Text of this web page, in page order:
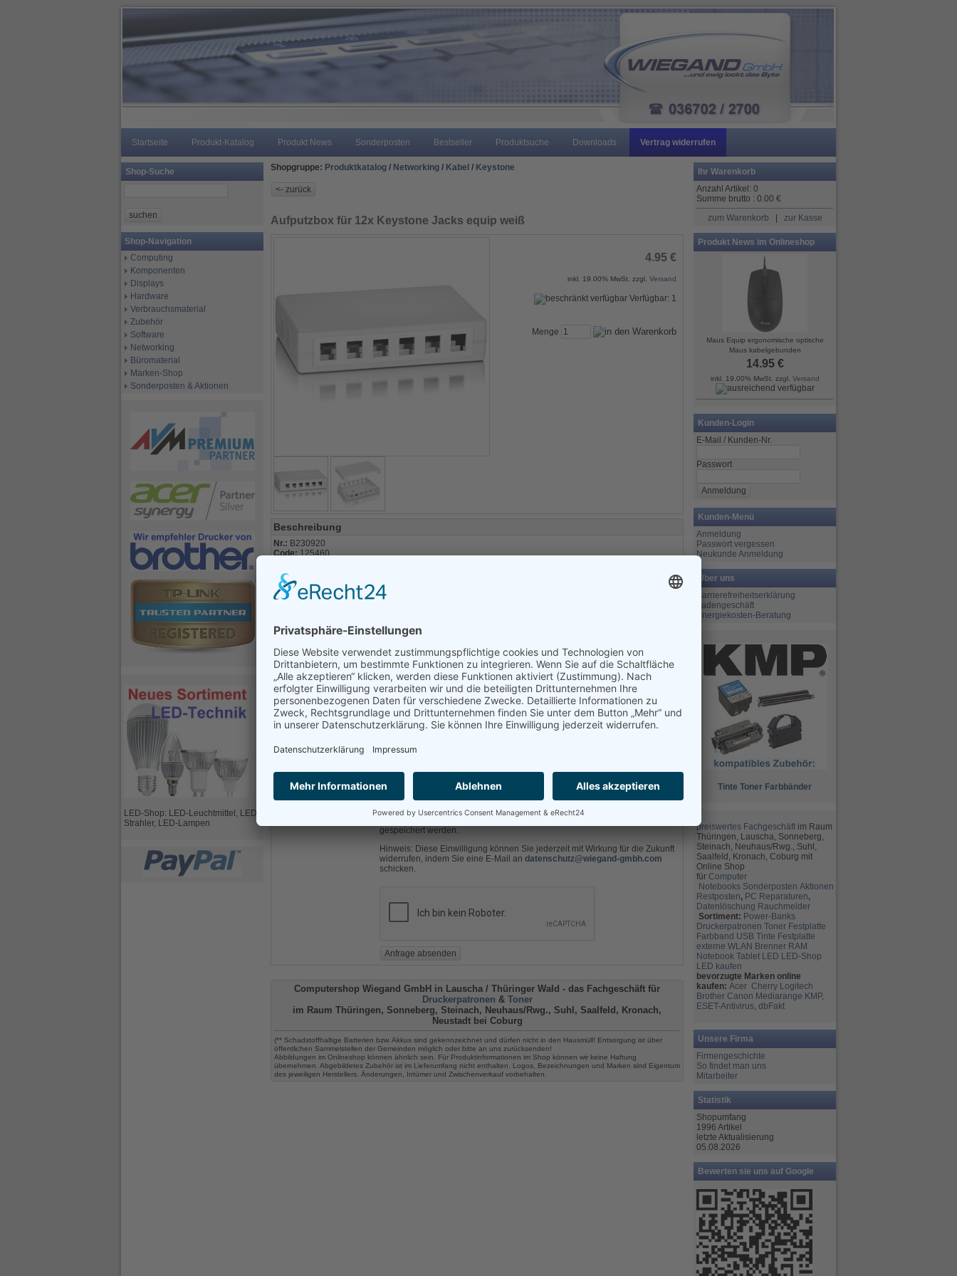
Startseite Produkt-Katalog Produkt News Sonderposten Bestseller Produktsuche Downloads Vertrag widerrufen
Shop-Suche
Shop-Navigation
Computing
Komponenten
Displays
Hardware
Verbrauchsmaterial
Zubehör
Software
Networking
Büromaterial
Marken-Shop
Sonderposten & Aktionen
LED-Shop: LED-Leuchtmittel, LED-
Strahler, LED-Lampen
Shopgruppe: Produktkatalog / Networking / Kabel / Keystone
Aufputzbox für 12x Keystone Jacks equip weiß
4.95 €
inkl. 19.00% MwSt. zzgl. Versand
Verfügbar: 1
Menge
Beschreibung
Nr.: B230920
Code:125460
Alternativ können Sie auch folgenden
Frage zu diesem Artikel
Bitte ausfüllen:
Ihr Name
Ihre E-Mail-Adresse
Ihre Frage
DieDatenschutzerklärunghabe ich zur Kenntnis genommen und ich willige
ein, das meine Angaben zur Kontaktaufnahme für evtl. Rückfragen dauerhaft
gespeichert werden.
Hinweis: Diese Einwilligung können Sie jederzeit mit Wirkung für die Zukunft
widerrufen, indem Sie eine E-Mail an datenschutz@wiegand-gmbh.com
schicken.
Computershop Wiegand GmbH in Lauscha / Thüringer Wald - das Fachgeschäft für
Druckerpatronen & Toner
im Raum Thüringen, Sonneberg, Steinach, Neuhaus/Rwg., Suhl, Saalfeld, Kronach,
Neustadt bei Coburg
(** Schadstoffhaltige Batterien bzw. Akkus sind gekennzeichnet und dürfen nicht in den Hausmüll! Entsorgung ist über
öffentlichen Sammelstellen der Gemeinden möglich oder bitte an uns zurücksenden!
Abbildungen im Onlineshop können ähnlich sein. Für Produktinformationen im Shop können wir keine Haftung
übernehmen. Abgebildetes Zubehör ist im Lieferumfang nicht enthalten. Logos, Bezeichnungen und Marken sind Eigentum
des jeweiligen Herstellers. Änderungen, Irrtümer und Zwischenverkauf vorbehalten.
Ihr Warenkorb
Anzahl Artikel: 0
Summe brutto : 0.00 €
zum Warenkorb
zur Kasse
Produkt News im Onlineshop
Maus Equip ergonomische optische
Maus kabelgebunden
14.95 €
inkl. 19.00% MwSt. zzgl. Versand
Kunden-Login
E-Mail / Kunden-Nr.
Passwort
Kunden-Menü
Anmeldung
Passwort vergessen
Neukunde Anmeldung
Über uns
Barrierefreiheitserklärung
Ladengeschäft
Energiekosten-Beratung
Tinte Toner Farbbänder
preiswertes Fachgeschäft im Raum
Thüringen, Lauscha, Sonneberg,
Steinach, Neuhaus/Rwg., Suhl,
Saalfeld, Kronach, Coburg mit
Online Shop
für Computer
Notebooks Sonderposten Aktionen
Restposten, PC Reparaturen,
Datenlöschung Rauchmelder
Sortiment: Power-Banks
Druckerpatronen Toner Festplatte
Farbband USB Tinte Festplatte
externe WLAN Brenner RAM
Notebook Tablet LED LED-Shop
LED kaufen
bevorzugte Marken online
kaufen: Acer Cherry Logitech
Brother Canon Mediarange KMP,
ESET-Antivirus, dbFakt
Unsere Firma
Firmengeschichte
So findet man uns
Mitarbeiter
Statistik
Shopumfang
1996 Artikel
letzte Aktualisierung
05.08.2026
Bewerten sie uns auf Google